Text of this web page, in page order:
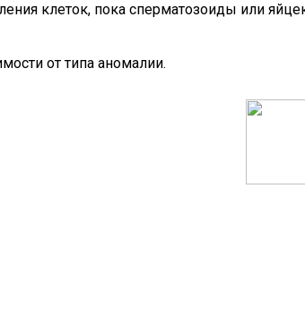
клеток, пока сперматозоиды или
от типа аномалии.